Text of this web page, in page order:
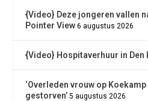
{Video} Deze jongeren vallen
Pointer View 6 augustus 2026
{Video} Hospitaverhuur in Den
‘Overleden vrouw op
gestorven’ 5 augustus 2026